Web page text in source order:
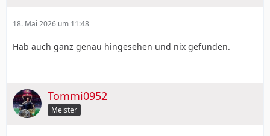
18. Mai 2026 um 11:48
Hab auch ganz genau hingesehen und nix gefunden.
Tommi0952
Meister